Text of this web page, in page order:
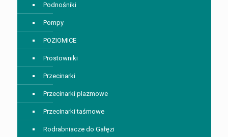
Podnośniki
Pompy
POZIOMICE
Prostowniki
Przecinarki
Przecinarki plazmowe
Przecinarki taśmowe
Rodrabniacze do Gałęzi